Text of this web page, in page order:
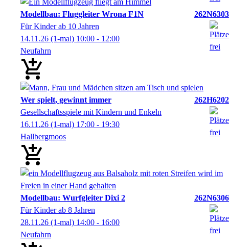
Modellbau: Fluggleiter Wrona F1N
262N6303
Für Kinder ab 10 Jahren
14.11.26 (1-mal) 10:00 - 12:00
Neufahrn
Wer spielt, gewinnt immer
262H6202
Gesellschaftsspiele mit Kindern und Enkeln
16.11.26 (1-mal) 17:00 - 19:30
Hallbergmoos
Modellbau: Wurfgleiter Dixi 2
262N6306
Für Kinder ab 8 Jahren
28.11.26 (1-mal) 14:00 - 16:00
Neufahrn